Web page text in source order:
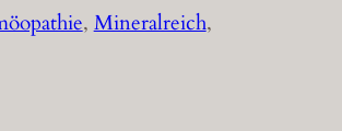
, Mineralreich